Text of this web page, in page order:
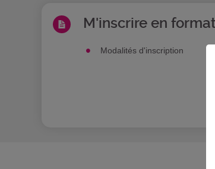
M'inscrire en
Modalités d'inscription